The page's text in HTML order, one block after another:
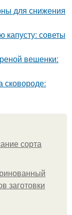
для снижения
капусту: советы
вешенки:
сковороде:
сорта
заготовки